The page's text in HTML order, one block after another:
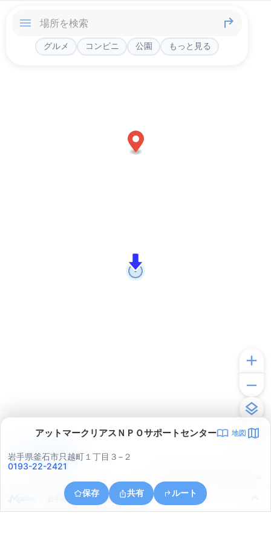
グルメ コンビニ 公園 もっと見る
アットマークリアスＮＰＯサポートセンター 地図
岩手県釜石市只越町１丁目３−２
0193-22-2421
保存 共有 ルート
岩手県釜石市釜石第１６地割
アプリで見る